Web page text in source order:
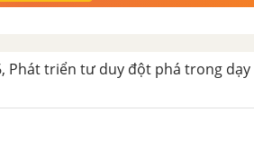
Phát triển tư duy đột phá trong dạy